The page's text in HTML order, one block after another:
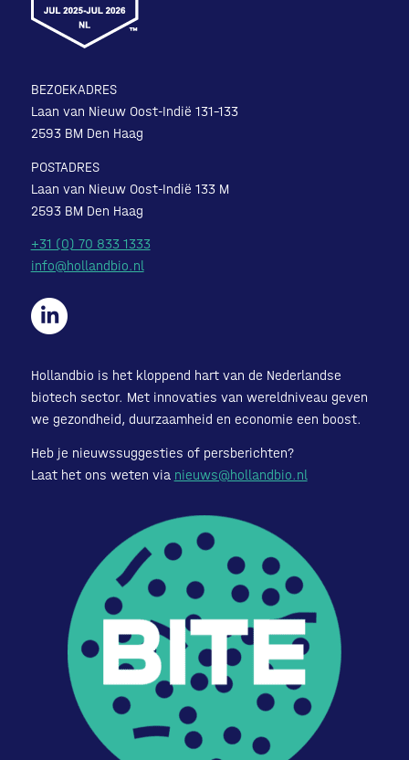
BEZOEKADRES
Laan van Nieuw Oost-Indië 131-133
2593 BM Den Haag
POSTADRES
Laan van Nieuw Oost-Indië 133 M
2593 BM Den Haag
+31 (0) 70 833 1333
info@hollandbio.nl
Hollandbio is het kloppend hart van de Nederlandse
biotech sector. Met innovaties van wereldniveau geven
we gezondheid, duurzaamheid en economie een boost.
Heb je nieuwssuggesties of persberichten?
Laat het ons weten via nieuws@hollandbio.nl